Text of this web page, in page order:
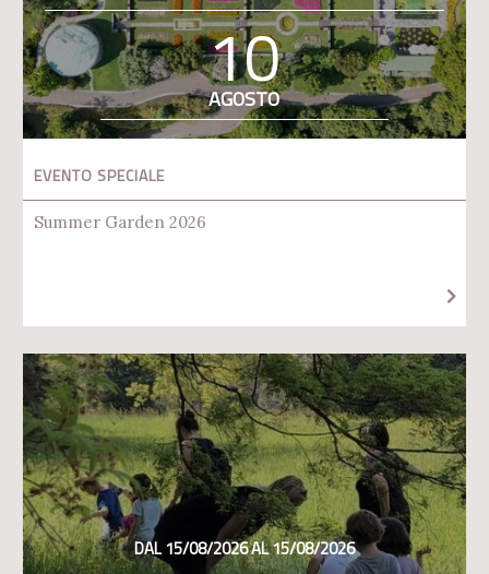
10
AGOSTO
EVENTO SPECIALE
Summer Garden 2026
DAL 15/08/2026 AL 15/08/2026